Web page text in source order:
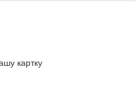
картку